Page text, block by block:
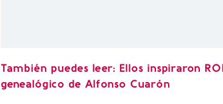
También puedes leer: Ellos inspiraron
genealógico de Alfonso Cuarón